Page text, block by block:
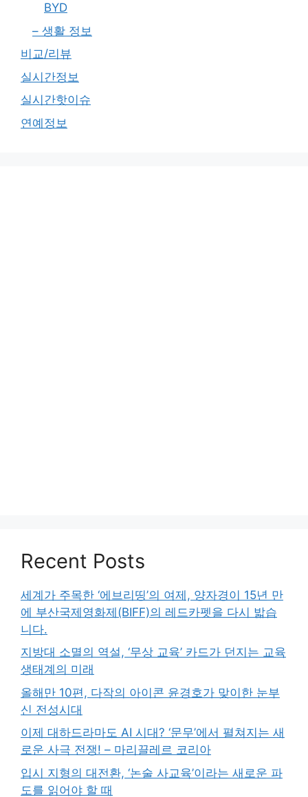
BYD
– 생활 정보
비교/리뷰
실시간정보
실시간핫이슈
연예정보
Recent Posts
세계가 주목한 ‘에브리띵’의 여제, 양자경이 15년 만
에 부산국제영화제(BIFF)의 레드카펫을 다시 밟습
니다.
지방대 소멸의 역설, ‘무상 교육’ 카드가 던지는 교육
생태계의 미래
올해만 10편, 다작의 아이콘 윤경호가 맞이한 눈부
신 전성시대
이제 대하드라마도 AI 시대? ‘문무’에서 펼쳐지는 새
로운 사극 전쟁! – 마리끌레르 코리아
입시 지형의 대전환, ‘논술 사교육’이라는 새로운 파
도를 읽어야 할 때